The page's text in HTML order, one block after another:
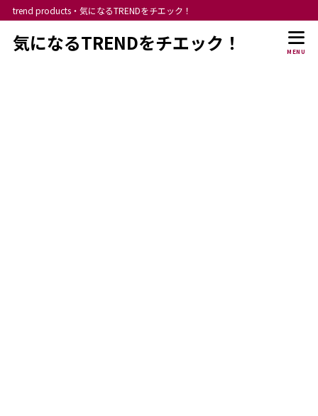
trend products・気になるTRENDをチエック！
気になるTRENDをチエック！ MENU